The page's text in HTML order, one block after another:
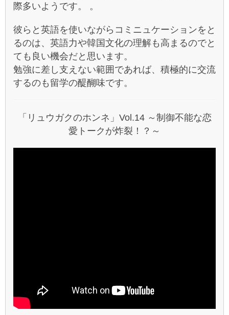
際多いようです。 。
彼らと英語を使いながらコミニュケーションをと
るのは、英語力や韓国文化の理解も高まるのでと
ても良い機会だと思います。
勉強に差し支えない範囲であれば、積極的に交流
するのも留学の醍醐味です。
「リュウガクのホンネ」Vol.14 ～制御不能な恋
愛トークが炸裂！？～